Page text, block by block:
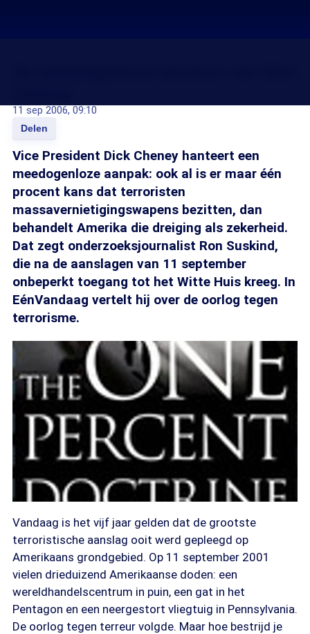
11 sep 2006, 09:10
Delen
Vice President Dick Cheney hanteert een
meedogenloze aanpak: ook al is er maar één
procent kans dat terroristen
massavernietigingswapens bezitten, dan
behandelt Amerika die dreiging als zekerheid.
Dat zegt onderzoeksjournalist Ron Suskind,
die na de aanslagen van 11 september
onbeperkt toegang tot het Witte Huis kreeg. In
EénVandaag vertelt hij over de oorlog tegen
terrorisme.
Vandaag is het vijf jaar gelden dat de grootste
terroristische aanslag ooit werd gepleegd op
Amerikaans grondgebied. Op 11 september 2001
vielen drieduizend Amerikaanse doden: een
wereldhandelscentrum in puin, een gat in het
Pentagon en een neergestort vliegtuig in Pennsylvania.
De oorlog tegen terreur volgde. Maar hoe bestrijd je